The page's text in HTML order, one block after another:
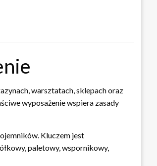
warsztatach, sklepach oraz
wyposażenie wspiera zasady
Kluczem jest
paletowy, wspornikowy,